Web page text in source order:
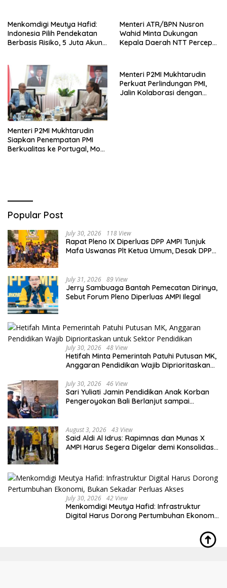
Menkomdigi Meutya Hafid:
Indonesia Pilih Pendekatan
Berbasis Risiko, 5 Juta Akun
Menteri ATR/BPN Nusron
Wahid Minta Dukungan
Kepala Daerah NTT Percepat
Menteri P2MI Mukhtarudin
Siapkan Penempatan PMI
Berkualitas ke Portugal, MoU
Menteri P2MI Mukhtarudin
Perkuat Perlindungan PMI,
Jalin Kolaborasi dengan
Popular Post
July 30, 2026 118 View
Rapat Pleno IX Diperluas DPP AMPI Tunjuk
Mafa Uswanas Plt Ketua Umum, Desak DPP
July 31, 2026 89 View
Jerry Sambuaga Bantah Pemecatan Dirinya,
Sebut Forum Pleno Diperluas AMPI Ilegal
July 30, 2026 48 View
Hetifah Minta Pemerintah Patuhi Putusan MK,
Anggaran Pendidikan Wajib Diprioritaskan
July 30, 2026 46 View
Sari Yuliati Jamin Pendidikan Anak Korban
Pengeroyokan Bali Berlanjut sampai
August 3, 2026 43 View
Said Aldi Al Idrus: Rapimnas dan Munas X
AMPI Harus Segera Digelar demi Konsolidasi
July 30, 2026 42 View
Menkomdigi Meutya Hafid: Infrastruktur
Digital Harus Dorong Pertumbuhan Ekonomi,